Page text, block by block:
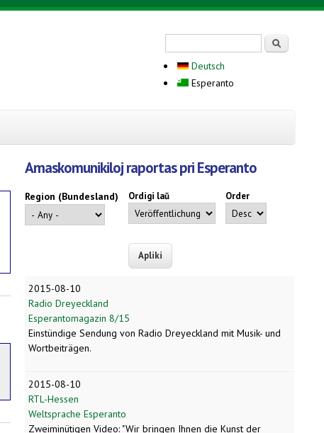
Deutsch
Esperanto
Amaskomunikiloj raportas pri Esperanto
Region (Bundesland) Ordigi laŭ Order
2015-08-10
Radio Dreyeckland
Esperantomagazin 8/15
Einstündige Sendung von Radio Dreyeckland mit Musik- und
Wortbeiträgen.
2015-08-10
RTL-Hessen
Weltsprache Esperanto
Zweiminütigen Video: "Wir bringen Ihnen die Kunst der